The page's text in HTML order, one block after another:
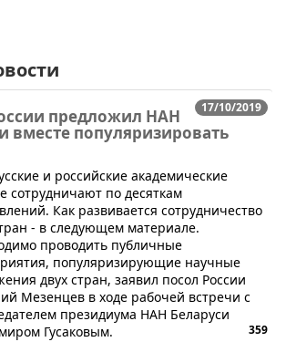
17/10/2019
предложил НАН
вместе популяризировать
и российские академические
сотрудничают по десяткам
Как развивается сотрудничество
- в следующем материале.
проводить публичные
популяризирующие научные
двух стран, заявил посол России
Мезенцев в ходе рабочей встречи с
президиума НАН Беларуси
Гусаковым.
359